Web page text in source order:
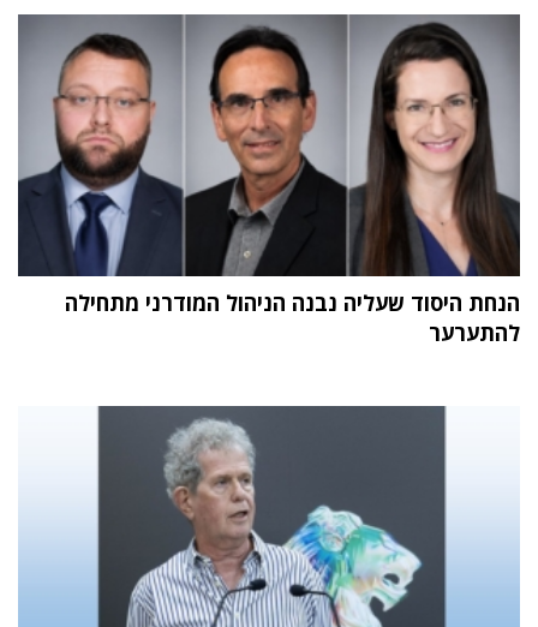
הנחת היסוד שעליה נבנה הניהול המודרני מתחילה
להתערער